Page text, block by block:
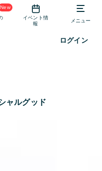
New
イベント情
報
メニュー
ログイン
ャルグッド